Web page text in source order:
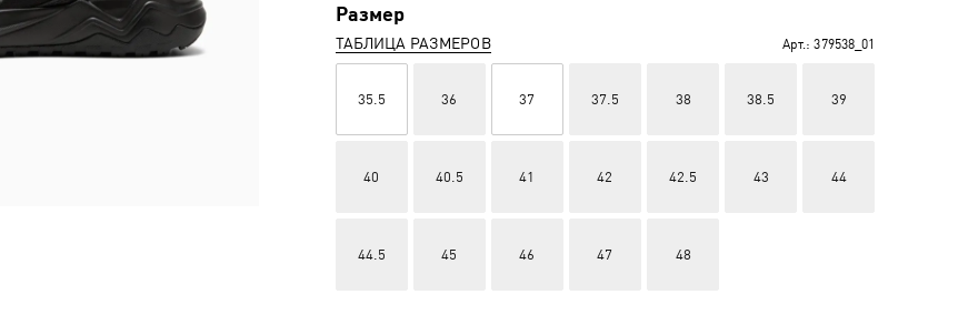
Размер
ТАБЛИЦА РАЗМЕРОВ Арт.: 379538_01
35.5 36 37 37.5 38 38.5 39
40 40.5 41 42 42.5 43 44
44.5 45 46 47 48